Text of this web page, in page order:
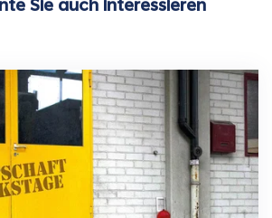
Sie auch interessieren